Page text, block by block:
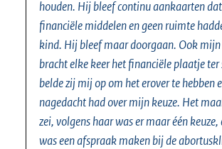
houden. Hij bleef continu aankaarten
financiële middelen en geen ruimte
kind. Hij bleef maar doorgaan. Ook
bracht elke keer het financiële plaatje
belde zij mij op om het erover te hebben
nagedacht had over mijn keuze. Het
zei, volgens haar was er maar één
was een afspraak maken bij de